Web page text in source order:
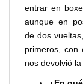
entrar en
aunque en
de dos
primeros, con
nos devolvió